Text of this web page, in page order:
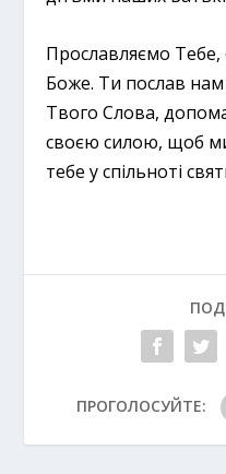
Прославляємо Тебе,
Боже. Ти послав нам
Твого Слова,
своєю силою, щоб
тебе у спільноті
ПРОГОЛОСУЙТЕ: